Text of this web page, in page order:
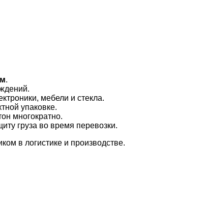
.
мебели и стекла.
упаковке.
многократно.
груза во время перевозки.
в логистике и производстве.